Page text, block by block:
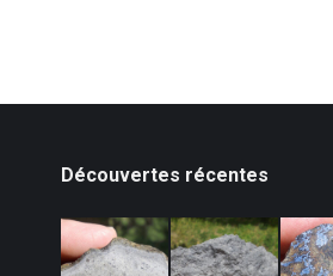
Découvertes récentes